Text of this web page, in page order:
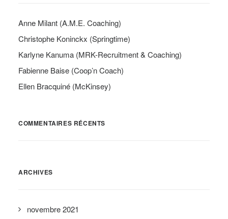
Anne Milant (A.M.E. Coaching)
Christophe Koninckx (Springtime)
Karlyne Kanuma (MRK-Recruitment & Coaching)
Fabienne Baise (Coop’n Coach)
Ellen Bracquiné (McKinsey)
COMMENTAIRES RÉCENTS
ARCHIVES
novembre 2021